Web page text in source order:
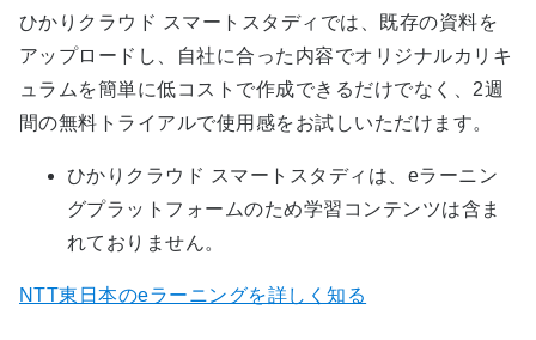
ひかりクラウド スマートスタディでは、既存の資料を
アップロードし、自社に合った内容でオリジナルカリキ
ュラムを簡単に低コストで作成できるだけでなく、2週
間の無料トライアルで使用感をお試しいただけます。
ひかりクラウド スマートスタディは、eラーニン
グプラットフォームのため学習コンテンツは含ま
れておりません。
NTT東日本のeラーニングを詳しく知る